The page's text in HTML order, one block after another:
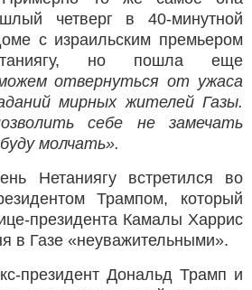
четверг в 40-минутной
с израильским премьером
но пошла еще
отвернуться от ужаса
мирных жителей Газы.
себе не замечать
молчать».
Нетаниягу встретился во
Трампом, который
президента Камалы Харрис
в Газе «неуважительными».
президент Дональд Трамп и